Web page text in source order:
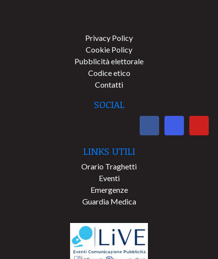
Privacy Policy
Cookie Policy
Pubblicità elettorale
Codice etico
Contatti
SOCIAL
LINKS UTILI
Orario Traghetti
Eventi
Emergenze
Guardia Medica